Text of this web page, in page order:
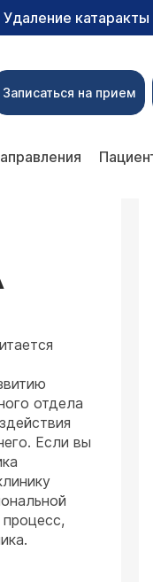
Удаление
Записаться на прием
отдела
Если вы